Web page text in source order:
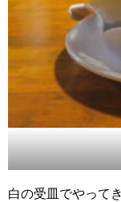
白の受皿でやって